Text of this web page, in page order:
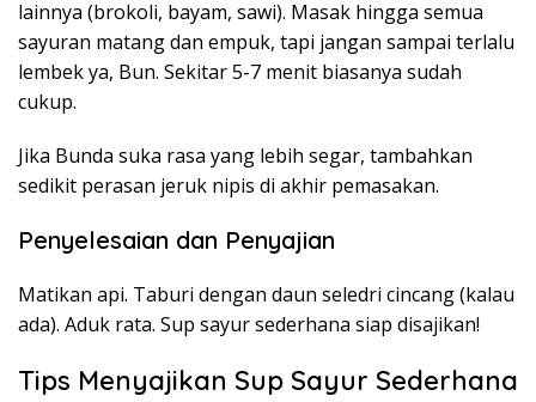
lainnya (brokoli, bayam, sawi). Masak hingga semua
sayuran matang dan empuk, tapi jangan sampai terlalu
lembek ya, Bun. Sekitar 5-7 menit biasanya sudah
cukup.
Jika Bunda suka rasa yang lebih segar, tambahkan
sedikit perasan jeruk nipis di akhir pemasakan.
Penyelesaian dan Penyajian
Matikan api. Taburi dengan daun seledri cincang (kalau
ada). Aduk rata. Sup sayur sederhana siap disajikan!
Tips Menyajikan Sup Sayur Sederhana